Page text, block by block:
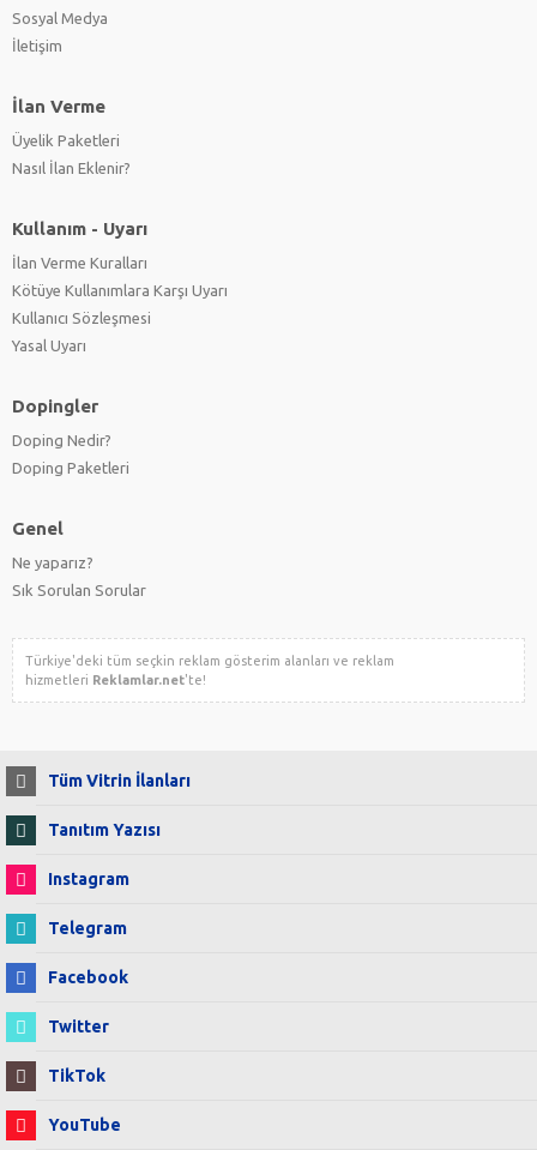
Sosyal Medya
İletişim
İlan Verme
Üyelik Paketleri
Nasıl İlan Eklenir?
Kullanım - Uyarı
İlan Verme Kuralları
Kötüye Kullanımlara Karşı Uyarı
Kullanıcı Sözleşmesi
Yasal Uyarı
Dopingler
Doping Nedir?
Doping Paketleri
Genel
Ne yaparız?
Sık Sorulan Sorular
Türkiye'deki tüm seçkin reklam gösterim alanları ve reklam
hizmetleri Reklamlar.net'te!
Tüm Vitrin İlanları
Tanıtım Yazısı
Instagram
Telegram
Facebook
Twitter
TikTok
YouTube